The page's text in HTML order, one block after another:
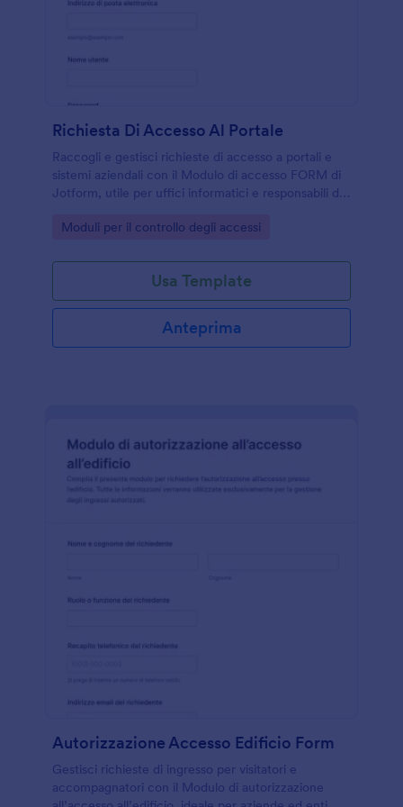
Richiesta Di Accesso Al Portale
Raccogli e gestisci richieste di accesso a portali e
sistemi aziendali con il Modulo di accesso FORM di
Jotform, utile per uffici informatici e responsabili di
risposte.
Go to Category:
Moduli per il controllo degli accessi
Usa Template
Anteprima
Autorizzazione Accesso Edificio Form
Gestisci richieste di ingresso per visitatori e
accompagnatori con il Modulo di autorizzazione